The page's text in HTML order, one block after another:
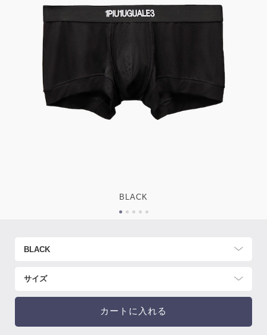
BLACK
カートに入れる